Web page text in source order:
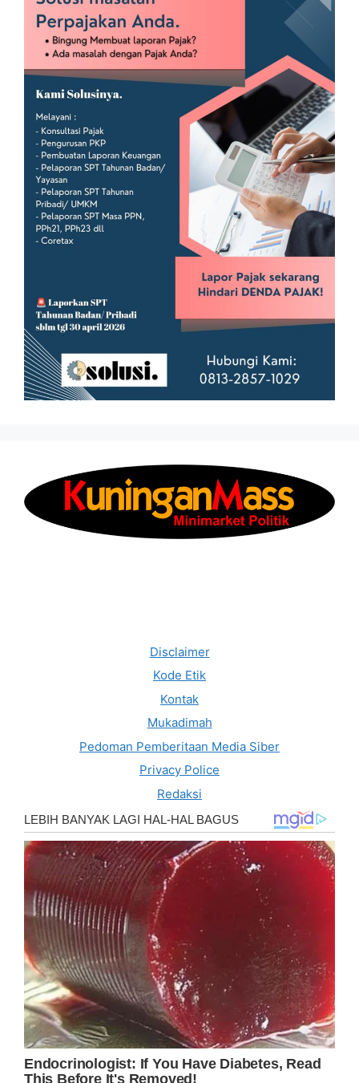
Disclaimer
Kode Etik
Kontak
Mukadimah
Pedoman Pemberitaan Media Siber
Privacy Police
Redaksi